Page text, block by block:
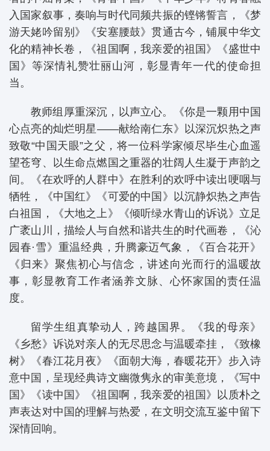
入国家叙事，奏响与时代同频共振的铿锵誓言，《梦
游天姥吟留别》《安塞腰鼓》贯通古今，铺展中华文
化的精神长卷，《祖国啊，我亲爱的祖国》《盛世中
国》等深情礼赞壮丽山河，彰显青年一代的使命担
当。
教师组厚重深沉，以声立心。《你是一颗用中国
心点亮的灿烂明星——献给南仁东》以深沉炽热之声
致敬“中国天眼”之父，将一位科学家倾尽毕生心血遥
望苍穹、以生命点燃国之重器的壮阔人生凝于声韵之
间。《在欢呼的人群中》在胜利的欢呼中读出哽咽与
牺牲，《中国红》《可爱的中国》以沉静炽热之声告
白祖国，《大地之上》《倾听绿水青山的诉说》立足
广袤山川，描绘人与自然和谐共生的时代画卷，《沁
园春·雪》重温经典，升腾豪迈气象，《百合花开》
《归来》聚焦初心与信念，讲述向光而行的温暖故
事，彰显教育工作者涵养文脉、心怀家国的责任温
度。
留学生组真挚动人，跨越国界。《我的母亲》
《乡愁》诉说对亲人的无尽思念与温暖牵挂，《致橡
树》《春江花月夜》《面朝大海，春暖花开》步入诗
意中国，呈现经典诗文幽微隽永的审美意境，《写中
国》《读中国》《祖国啊，我亲爱的祖国》以质朴之
声表达对中国的理解与热爱，在文明交流互鉴中留下
深情回响。